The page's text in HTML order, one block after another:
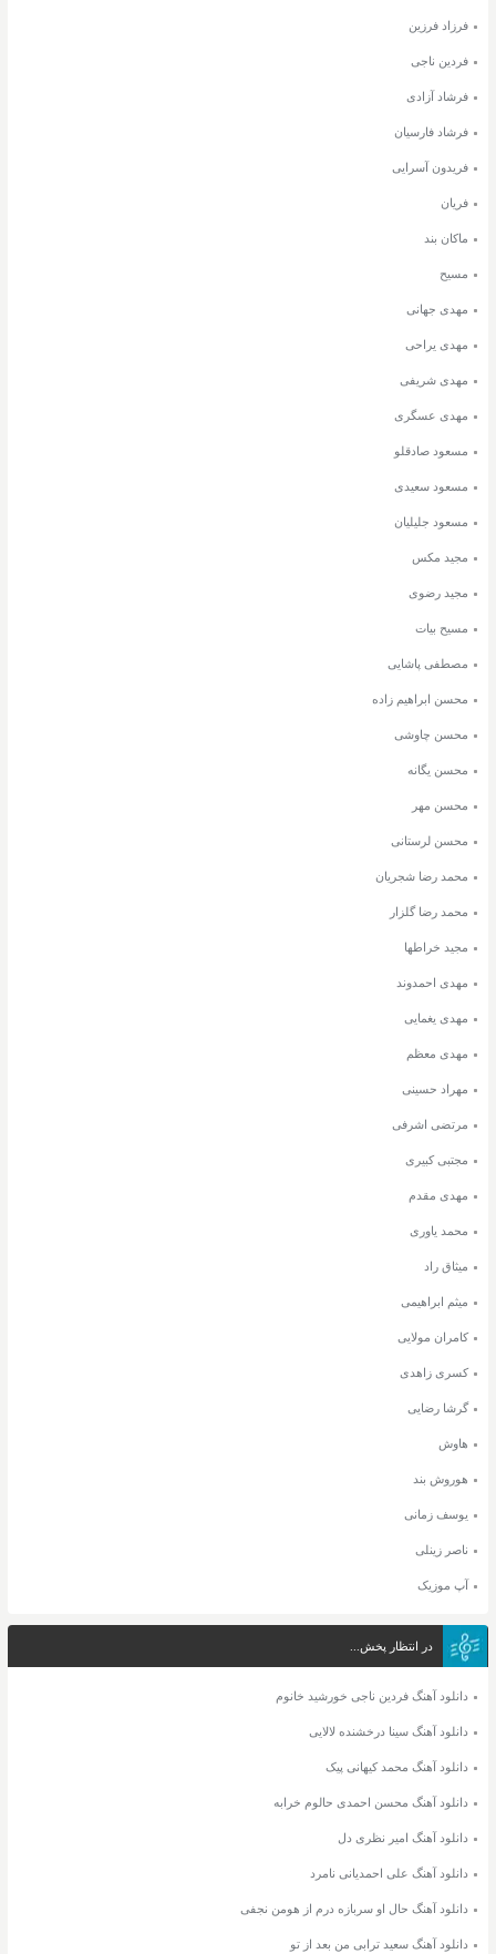
فرزاد فرزین
فردین ناجی
فرشاد آزادی
فرشاد فارسیان
فریدون آسرایی
فریان
ماکان بند
مسیح
مهدی جهانی
مهدی یراحی
مهدی شریفی
مهدی عسگری
مسعود صادقلو
مسعود سعیدی
مسعود جلیلیان
مجید مکس
مجید رضوی
مسیح بیات
مصطفی پاشایی
محسن ابراهیم زاده
محسن چاوشی
محسن یگانه
محسن مهر
محسن لرستانی
محمد رضا شجریان
محمد رضا گلزار
مجید خراطها
مهدی احمدوند
مهدی یغمایی
مهدی معظم
مهراد حسینی
مرتضی اشرفی
مجتبی کبیری
مهدی مقدم
محمد یاوری
میثاق راد
میثم ابراهیمی
کامران مولایی
کسری زاهدی
گرشا رضایی
هاوش
هوروش بند
یوسف زمانی
ناصر زینلی
آپ موزیک
در انتظار پخش...
دانلود آهنگ فردین ناجی خورشید خانوم
دانلود آهنگ سینا درخشنده لالایی
دانلود آهنگ محمد کیهانی پیک
دانلود آهنگ محسن احمدی حالوم خرابه
دانلود آهنگ امیر نظری دل
دانلود آهنگ علی احمدیانی نامرد
دانلود آهنگ حال او سربازه درم از هومن نجفی
دانلود آهنگ سعید ترابی من بعد از تو